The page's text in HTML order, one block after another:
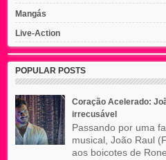
Mangás
Live-Action
POPULAR POSTS
Coração Acelerado:
irrecusável
Passando por uma
musical, João Raul
aos boicotes de